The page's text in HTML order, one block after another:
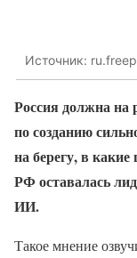
Источник:
Россия должна на
по созданию
на берегу, в
РФ оставалась
ИИ.
Такое мнение